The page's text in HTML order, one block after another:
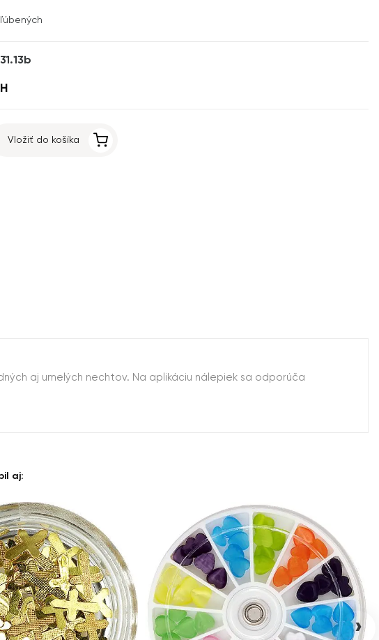
Vložiť do košíka
aj umelých nechtov. Na aplikáciu nálepiek sa odporúča
aj:
›